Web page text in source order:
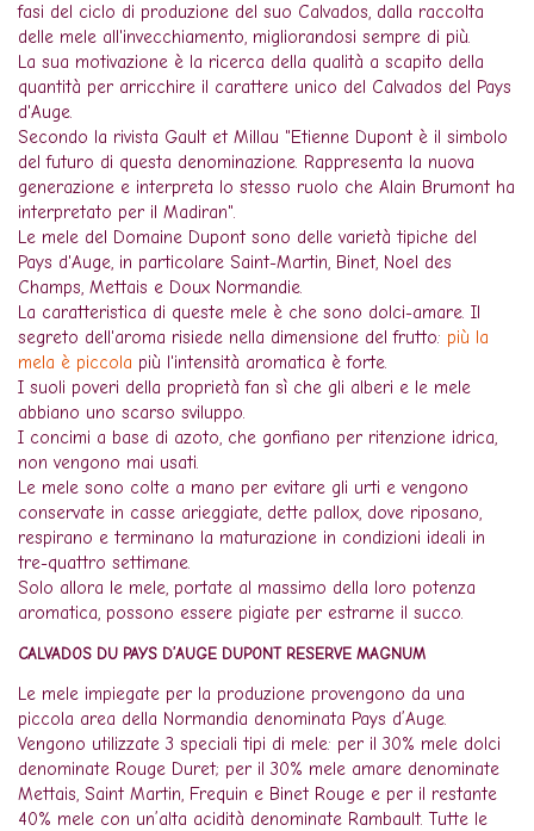
fasi del ciclo di produzione del suo Calvados, dalla raccolta
delle mele all'invecchiamento, migliorandosi sempre di più.
La sua motivazione è la ricerca della qualità a scapito della
quantità per arricchire il carattere unico del Calvados del Pays
d'Auge.
Secondo la rivista Gault et Millau "Etienne Dupont è il simbolo
del futuro di questa denominazione. Rappresenta la nuova
generazione e interpreta lo stesso ruolo che Alain Brumont ha
interpretato per il Madiran".
Le mele del Domaine Dupont sono delle varietà tipiche del
Pays d'Auge, in particolare Saint-Martin, Binet, Noel des
Champs, Mettais e Doux Normandie.
La caratteristica di queste mele è che sono dolci-amare. Il
segreto dell'aroma risiede nella dimensione del frutto: più la
mela è piccola più l'intensità aromatica è forte.
I suoli poveri della proprietà fan sì che gli alberi e le mele
abbiano uno scarso sviluppo.
I concimi a base di azoto, che gonfiano per ritenzione idrica,
non vengono mai usati.
Le mele sono colte a mano per evitare gli urti e vengono
conservate in casse arieggiate, dette pallox, dove riposano,
respirano e terminano la maturazione in condizioni ideali in
tre-quattro settimane.
Solo allora le mele, portate al massimo della loro potenza
aromatica, possono essere pigiate per estrarne il succo.
CALVADOS DU PAYS D’AUGE DUPONT RESERVE MAGNUM
Le mele impiegate per la produzione provengono da una
piccola area della Normandia denominata Pays d’Auge.
Vengono utilizzate 3 speciali tipi di mele: per il 30% mele dolci
denominate Rouge Duret; per il 30% mele amare denominate
Mettais, Saint Martin, Frequin e Binet Rouge e per il restante
40% mele con un’alta acidità denominate Rambault. Tutte le